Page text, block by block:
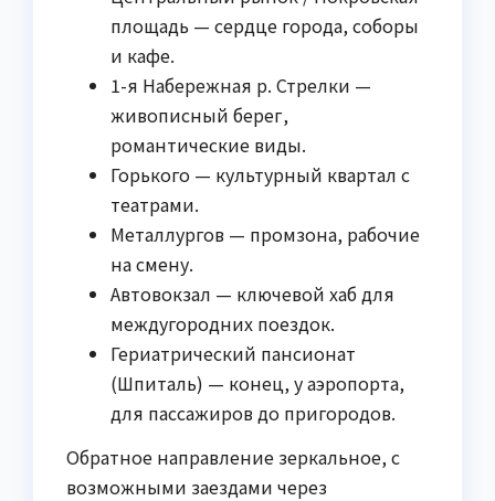
площадь — сердце города, соборы
и кафе.
1-я Набережная р. Стрелки —
живописный берег,
романтические виды.
Горького — культурный квартал с
театрами.
Металлургов — промзона, рабочие
на смену.
Автовокзал — ключевой хаб для
междугородних поездок.
Гериатрический пансионат
(Шпиталь) — конец, у аэропорта,
для пассажиров до пригородов.
Обратное направление зеркальное, с
возможными заездами через